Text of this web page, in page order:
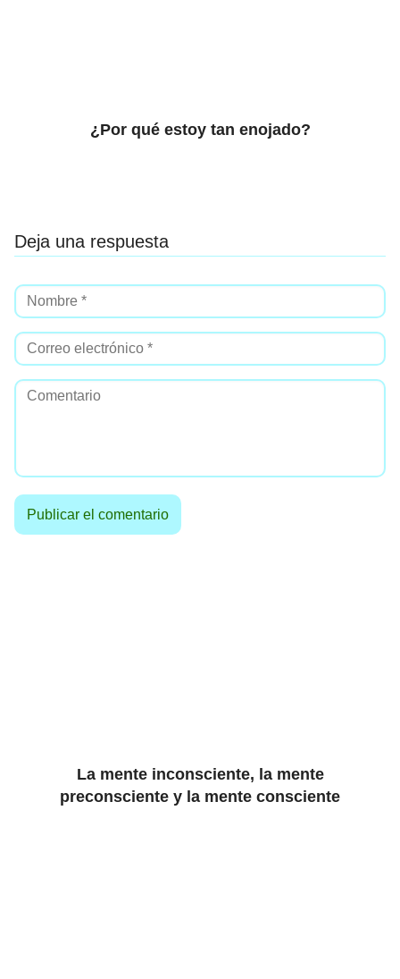
¿Por qué estoy tan enojado?
Deja una respuesta
La mente inconsciente, la mente
preconsciente y la mente consciente